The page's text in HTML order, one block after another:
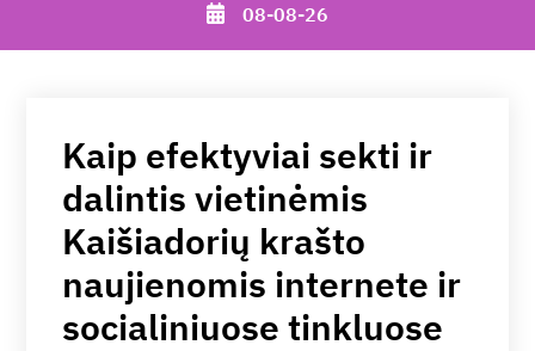
08-08-26
Kaip efektyviai sekti ir
dalintis vietinėmis
Kaišiadorių krašto
naujienomis internete ir
socialiniuose tinkluose